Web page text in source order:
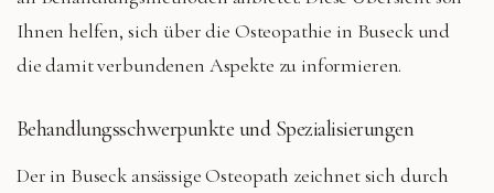
Ihnen helfen, sich über die Osteopathie in Buseck und
die damit verbundenen Aspekte zu informieren.
Behandlungsschwerpunkte und Spezialisierungen
Der in Buseck ansässige Osteopath zeichnet sich durch